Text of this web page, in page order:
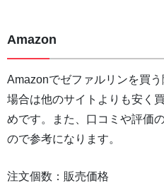
Amazon
Amazonでゼファルリンを買
場合は他のサイトよりも安く
めです。また、口コミや評価
ので参考になります。
注文個数：販売価格